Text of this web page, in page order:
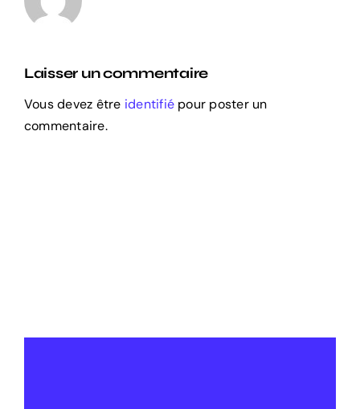
Laisser un commentaire
Vous devez être identifié pour poster un
commentaire.